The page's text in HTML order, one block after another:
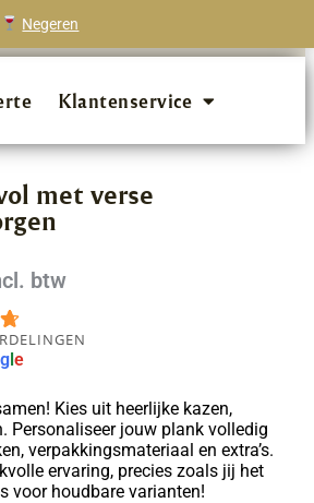
Negeren
aan!
Klantenservice
met verse
btw
gle
Kies uit heerlijke kazen,
Personaliseer jouw plank volledig
verpakkingsmateriaal en extra’s.
ervaring, precies zoals jij het
voor houdbare varianten!